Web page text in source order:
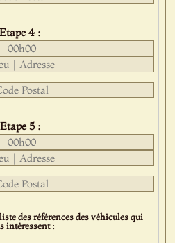
Etape 4 :
Etape 5 :
des références des véhicules qui
intéressent :